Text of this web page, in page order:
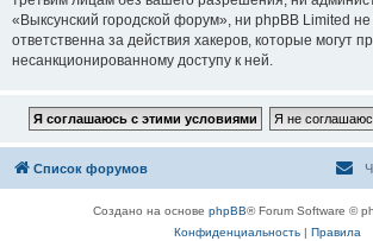
«Выксунский городской форум», ни phpBB Limited
ответственна за действия хакеров, которые могут
несанкционированному доступу к ней.
Список форумов
Создано на основе phpBB® Forum Software ©
Конфиденциальность| Правила